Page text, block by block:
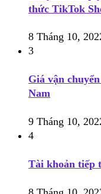
thức TikTok
8 Tháng 10,
3
Giá vận
Nam
9 Tháng 10,
4
Tài khoản tiếp